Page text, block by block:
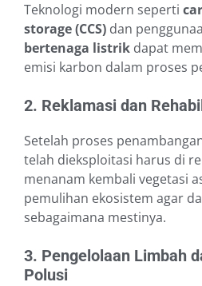
Teknologi modern seperti
storage (CCS) dan
bertenaga listrik dapat
emisi karbon dalam proses
2. Reklamasi dan
Setelah proses
telah dieksploitasi harus di
menanam kembali vegetasi
pemulihan ekosistem agar
sebagaimana mestinya.
3. Pengelolaan Limbah
Polusi